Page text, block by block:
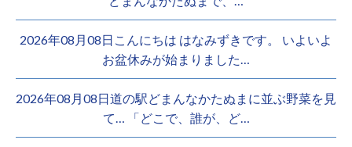
2026年08月08日こんにちは はなみずきです。 いよいよ
お盆休みが始まりました…
2026年08月08日道の駅どまんなかたぬまに並ぶ野菜を見
て… 「どこで、誰が、ど…